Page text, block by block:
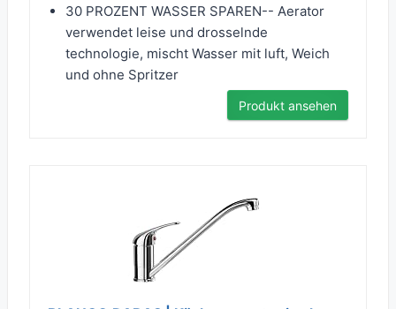
30 PROZENT WASSER SPAREN-- Aerator
verwendet leise und drosselnde
technologie, mischt Wasser mit luft, Weich
und ohne Spritzer
Produkt ansehen